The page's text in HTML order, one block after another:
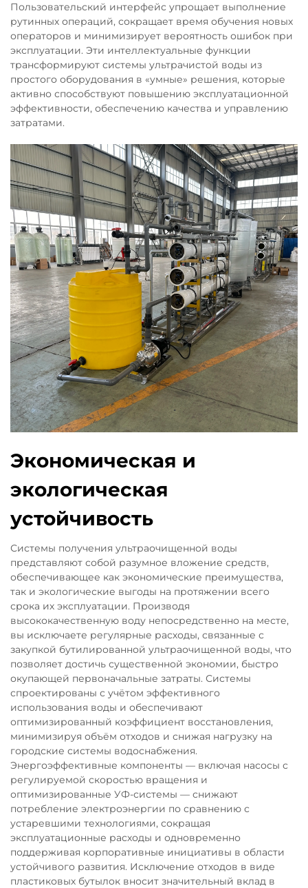
Пользовательский интерфейс упрощает выполнение
рутинных операций, сокращает время обучения новых
операторов и минимизирует вероятность ошибок при
эксплуатации. Эти интеллектуальные функции
трансформируют системы ультрачистой воды из
простого оборудования в «умные» решения, которые
активно способствуют повышению эксплуатационной
эффективности, обеспечению качества и управлению
затратами.
Экономическая и
экологическая
устойчивость
Системы получения ультраочищенной воды
представляют собой разумное вложение средств,
обеспечивающее как экономические преимущества,
так и экологические выгоды на протяжении всего
срока их эксплуатации. Производя
высококачественную воду непосредственно на месте,
вы исключаете регулярные расходы, связанные с
закупкой бутилированной ультраочищенной воды, что
позволяет достичь существенной экономии, быстро
окупающей первоначальные затраты. Системы
спроектированы с учётом эффективного
использования воды и обеспечивают
оптимизированный коэффициент восстановления,
минимизируя объём отходов и снижая нагрузку на
городские системы водоснабжения.
Энергоэффективные компоненты — включая насосы с
регулируемой скоростью вращения и
оптимизированные УФ-системы — снижают
потребление электроэнергии по сравнению с
устаревшими технологиями, сокращая
эксплуатационные расходы и одновременно
поддерживая корпоративные инициативы в области
устойчивого развития. Исключение отходов в виде
пластиковых бутылок вносит значительный вклад в